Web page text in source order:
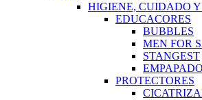
HIGIENE, CUIDADO Y
EDUCACORES
BUBBLES
MEN FOR
STANGEST
PROTECTORES